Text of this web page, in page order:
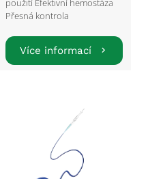
použití Efektivní hemostáza
Přesná kontrola
Více informací